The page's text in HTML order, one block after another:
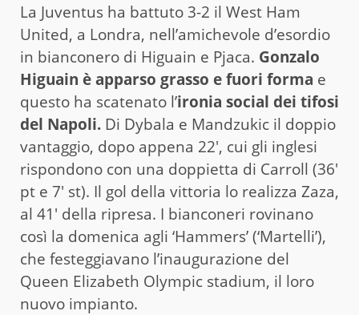
La Juventus ha battuto 3-2 il West Ham
United, a Londra, nell’amichevole d’esordio
in bianconero di Higuain e Pjaca. Gonzalo
Higuain è apparso grasso e fuori forma e
questo ha scatenato l’ironia social dei tifosi
del Napoli. Di Dybala e Mandzukic il doppio
vantaggio, dopo appena 22′, cui gli inglesi
rispondono con una doppietta di Carroll (36′
pt e 7′ st). Il gol della vittoria lo realizza Zaza,
al 41′ della ripresa. I bianconeri rovinano
così la domenica agli ‘Hammers’ (‘Martelli’),
che festeggiavano l’inaugurazione del
Queen Elizabeth Olympic stadium, il loro
nuovo impianto.